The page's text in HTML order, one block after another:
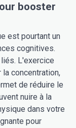
booster
est pourtant un
cognitives.
L'exercice
concentration,
de réduire le
nuire à la
dans votre
pour